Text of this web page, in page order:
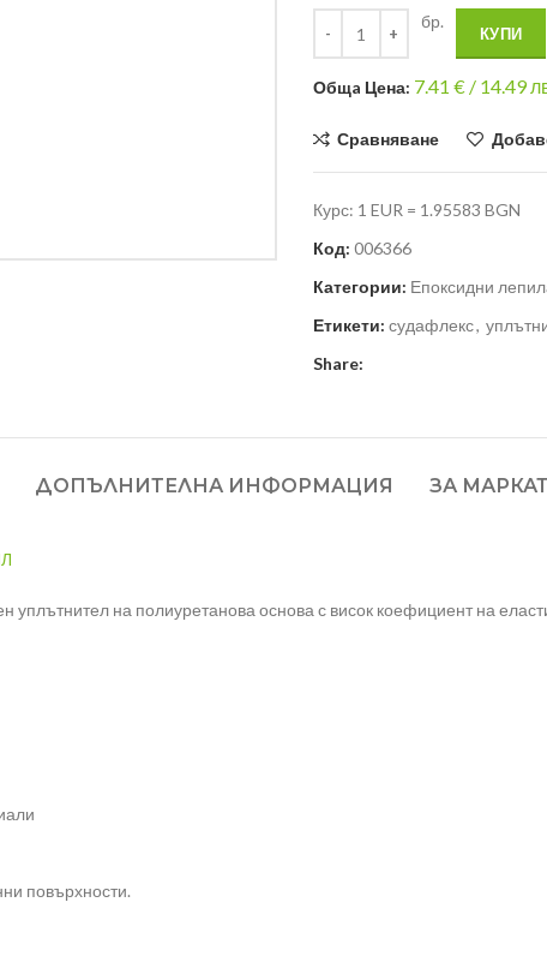
бр.
КУПИ
Общa Цена: 7.41 € / 14.49
Сравняване
Курс: 1 EUR = 1.95583 BGN
Код: 006366
Категории: Епоксидни
Етикети: судафлекс,
Share:
ДОПЪЛНИТЕЛНА ИНФОРМАЦИЯ ЗА
уплътнител на полиуретанова основа с висок коефициент на
повърхности.